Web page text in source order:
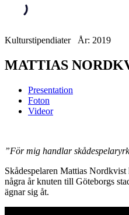
Kulturstipendiater År: 2019
MATTIAS
Presentation
Foton
Videor
”För mig handlar
Skådespelaren Mattias
några år knuten till Göteborgs
ägnar sig åt.